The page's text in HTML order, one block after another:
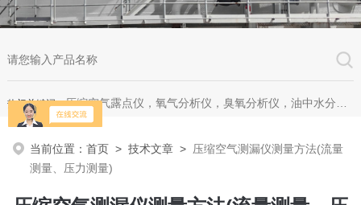
热门关键词：压缩空气露点仪，氧气分析仪，臭氧分析仪，油中水分析仪，超声波测漏仪。
当前位置：首页 >技术文章 > 压缩空气测漏仪测量方法(流量
测量、压力测量)